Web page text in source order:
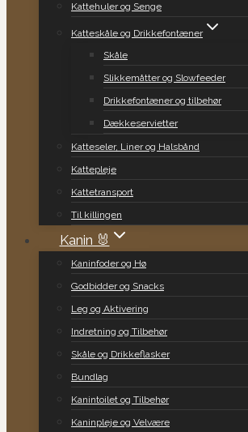
Kattehuler og Senge
Katteskåle og Drikkefontæner
Skåle
Slikkemåtter og Slowfeeder
Drikkefontæner og tilbehør
Dækkeservietter
Katteseler, Liner og Halsbånd
Kattepleje
Kattetransport
Til killingen
Kanin 🐰
Kaninfoder og Hø
Godbidder og Snacks
Leg og Aktivering
Indretning og Tilbehør
Skåle og Drikkeflasker
Bundlag
Kanintoilet og Tilbehør
Kaninpleje og Velvære